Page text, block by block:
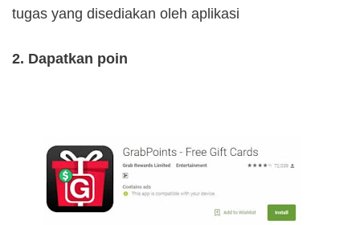
tugas yang disediakan oleh aplikasi
2. Dapatkan poin